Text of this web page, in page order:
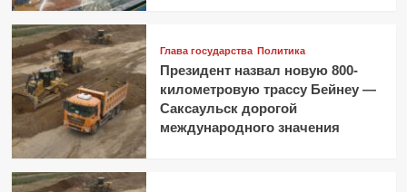
Глава государства Политика
Президент назвал новую 800-
километровую трассу Бейнеу —
Саксаульск дорогой
международного значения